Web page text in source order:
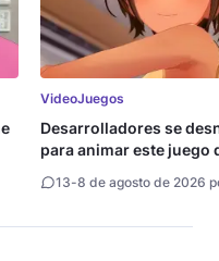
VideoJuegos
Desarrolladores se
para animar este juego
13-8 de agosto de 2026